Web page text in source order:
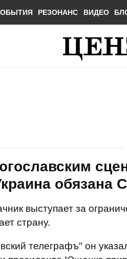
РЕЗОНАНС ВИДЕО
обязана
выступает за
страну.
телеграфъ" он